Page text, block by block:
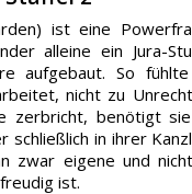
ist eine
alleine ein Jura-
aufgebaut. So
nicht zu
zerbricht, benötigt
schließlich in ihrer
zwar eigene und
ist.